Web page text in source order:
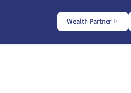
Wealth Partner